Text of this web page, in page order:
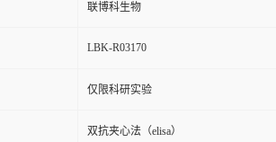
联博科生物
LBK-R03170
仅限科研实验
双抗夹心法（elisa）